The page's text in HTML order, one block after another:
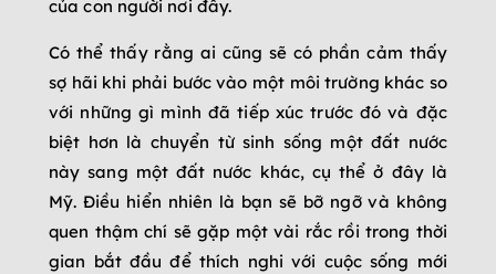
của con người nơi đây.
Có thể thấy rằng ai cũng sẽ có phần cảm thấy
sợ hãi khi phải bước vào một môi trường khác so
với những gì mình đã tiếp xúc trước đó và đặc
biệt hơn là chuyển từ sinh sống một đất nước
này sang một đất nước khác, cụ thể ở đây là
Mỹ. Điều hiển nhiên là bạn sẽ bỡ ngỡ và không
quen thậm chí sẽ gặp một vài rắc rồi trong thời
gian bắt đầu để thích nghi với cuộc sống mới